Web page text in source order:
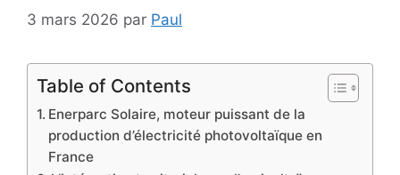
3 mars 2026 par Paul
Table of Contents
Enerparc Solaire, moteur puissant de la
production d’électricité photovoltaïque en
France